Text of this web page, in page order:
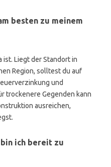
besten zu meinem
ist. Liegt der Standort in
Region, solltest du auf
und
trockenere Gegenden kann
ausreichen,
ich bereit zu